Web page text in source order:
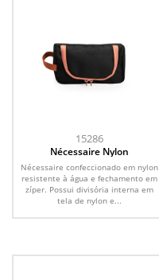
15286
Nécessaire Nylon
Nécessaire confeccionado em nylon
resistente à água e fechamento em
zíper. Possui divisória interna em
tela de nylon e...